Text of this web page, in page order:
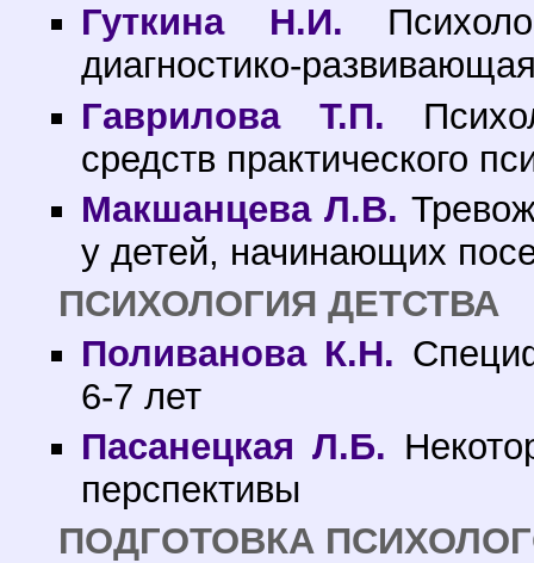
Гуткина Н.И.
диагностико-
Гаврилова Т.П.
средств практического
Макшанцева Л.В.
у детей, начинающих
ПСИХОЛОГИЯ ДЕТСТВА
Поливанова К.Н.
6-7 лет
Пасанецкая Л.Б.
перспективы
ПОДГОТОВКА